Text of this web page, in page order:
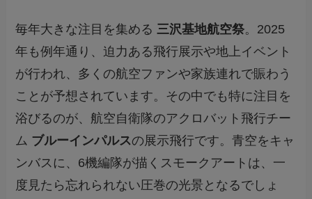
毎年大きな注目を集める 三沢基地航空祭。2025
年も例年通り、迫力ある飛行展示や地上イベント
が行われ、多くの航空ファンや家族連れで賑わう
ことが予想されています。その中でも特に注目を
浴びるのが、航空自衛隊のアクロバット飛行チー
ム ブルーインパルスの展示飛行です。青空をキャ
ンバスに、6機編隊が描くスモークアートは、一
度見たら忘れられない圧巻の光景となるでしょ